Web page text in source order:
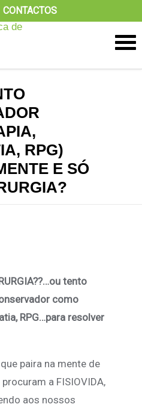
CONTACTOS
RPG)
E SÓ
tento
como
RPG…para resolver
paira na mente de
a FISIOVIDA,
aos nossos